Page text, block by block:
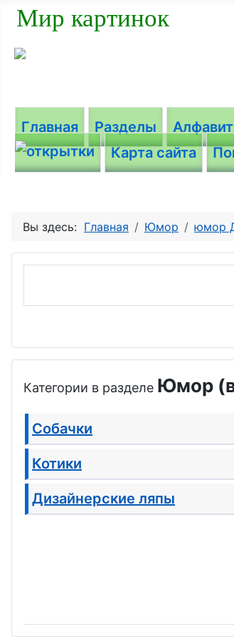
Мир картинок
Главная Разделы Алфавит
Карта сайта
Вы здесь: Главная Юмор юмор
Категории в разделе Юмор
Собачки
Котики
Дизайнерские ляпы